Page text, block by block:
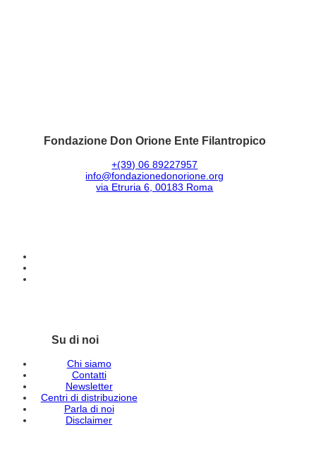
Fondazione Don Orione Ente Filantropico
+(39) 06 89227957
info@fondazionedonorione.org
via Etruria 6, 00183 Roma
Su di noi
Chi siamo
Contatti
Newsletter
Centri di distribuzione
Parla di noi
Disclaimer